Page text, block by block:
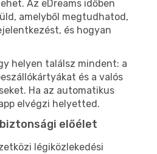
Az eDreams időben
amelyből megtudhatod,
és hogyan
helyen találsz mindent: a
és a valós
Ha az automatikus
elvégzi helyetted.
előélet
légiközlekedési